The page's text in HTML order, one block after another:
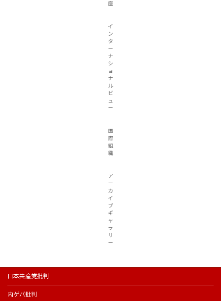
座
イ
ン
タ
ー
ナ
シ
ョ
ナ
ル
ビ
ュ
ー
国
際
組
織
ア
ー
カ
イ
ブ
ギ
ャ
ラ
リ
ー
日本共産党批判
内ゲバ批判